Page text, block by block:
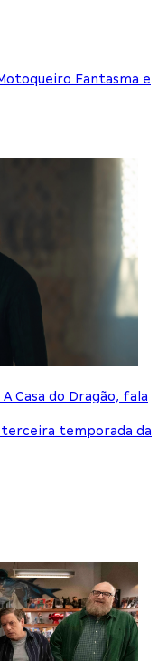
Fantasma e
Casa do Dragão, fala
terceira temporada da